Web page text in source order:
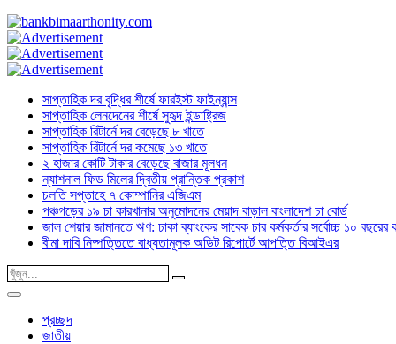
সাপ্তাহিক দর বৃদ্ধির শীর্ষে ফারইস্ট ফাইন্যান্স
সাপ্তাহিক লেনদেনের শীর্ষে সুহৃদ ইন্ডাষ্ট্রিজ
সাপ্তাহিক রিটার্নে দর বেড়েছে ৮ খাতে
সাপ্তাহিক রিটার্নে দর কমেছে ১৩ খাতে
২ হাজার কোটি টাকার বেড়েছে বাজার মূলধন
ন্যাশনাল ফিড মিলের দ্বিতীয় প্রান্তিক প্রকাশ
চলতি সপ্তাহে ৭ কোম্পানির এজিএম
পঞ্চগড়ের ১৯ চা কারখানার অনুমোদনের মেয়াদ বাড়াল বাংলাদেশ চা বোর্ড
জাল শেয়ার জামানতে ঋণ: ঢাকা ব্যাংকের সাবেক চার কর্মকর্তার সর্বোচ্চ ১০ বছরের
বীমা দাবি নিষ্পত্তিতে বাধ্যতামূলক অডিট রিপোর্টে আপত্তি বিআইএর
প্রচ্ছদ
জাতীয়